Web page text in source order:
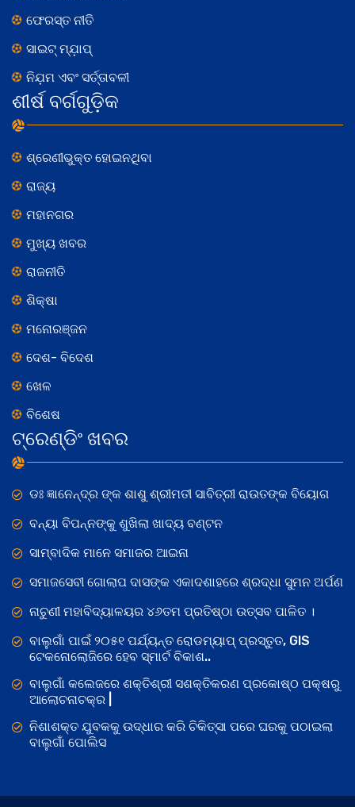
ଫେରସ୍ତ ନୀତି
ସାଇଟ୍ ମ୍ଯ଼ାପ୍
ନିଯ଼ମ ଏବଂ ସର୍ତ୍ତାବଳୀ
ଶୀର୍ଷ ବର୍ଗଗୁଡ଼ିକ
ଶ୍ରେଣୀଭୁକ୍ତ ହୋଇନଥିବା
ରାଜ୍ୟ
ମହାନଗର
ମୁଖ୍ୟ ଖବର
ରାଜନୀତି
ଶିକ୍ଷା
ମନୋରଞ୍ଜନ
ଦେଶ- ବିଦେଶ
ଖେଳ
ବିଶେଷ
ଟ୍ରେଣ୍ଡିଂ ଖବର
ଡଃ ଜ୍ଞାନେନ୍ଦ୍ର ଙ୍କ ଶାଶୁ ଶ୍ରୀମତୀ ସାବିତ୍ରୀ ରାଉତଙ୍କ ବିୟୋଗ
ବନ୍ୟା ବିପନ୍ନଙ୍କୁ ଶୁଖିଲା ଖାଦ୍ୟ ବଣ୍ଟନ
ସାମ୍ବାଦିକ ମାନେ ସମାଜର ଆଇନା
ସମାଜସେବୀ ଗୋଲାପ ଦାସଙ୍କ ଏକାଦଶାହରେ ଶ୍ରଦ୍ଧା ସୁମନ ଅର୍ପଣ
ନାଚୁଣୀ ମହାବିଦ୍ୟାଳୟର ୪୬ତମ ପ୍ରତିଷ୍ଠା ଉତ୍ସବ ପାଳିତ ।
ବାଲୁଗାଁ ପାଇଁ ୨୦୫୧ ପର୍ଯ୍ୟନ୍ତ ରୋଡମ୍ୟାପ୍ ପ୍ରସ୍ତୁତ, GIS
ଟେକନୋଲୋଜିରେ ହେବ ସ୍ମାର୍ଟ ବିକାଶ..
ବାଲୁଗାଁ କଲେଜରେ ଶକ୍ତିଶ୍ରୀ ସଶକ୍ତିକରଣ ପ୍ରକୋଷ୍ଠ ପକ୍ଷରୁ
ଆଲୋଚନାଚକ୍ର |
ନିଶାଶକ୍ତ ଯୁବକକୁ ଉଦ୍ଧାର କରି ଚିକିତ୍ସା ପରେ ଘରକୁ ପଠାଇଲା
ବାଲୁଗାଁ ପୋଲିସ